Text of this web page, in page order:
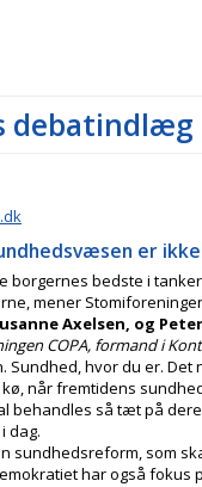
er
borgernes bedste i
mener
Axelsen, og
COPA, formand i
Sundhed, hvor du er.
når fremtidens
behandles så tæt på
dag.
sundhedsreform, som
har også